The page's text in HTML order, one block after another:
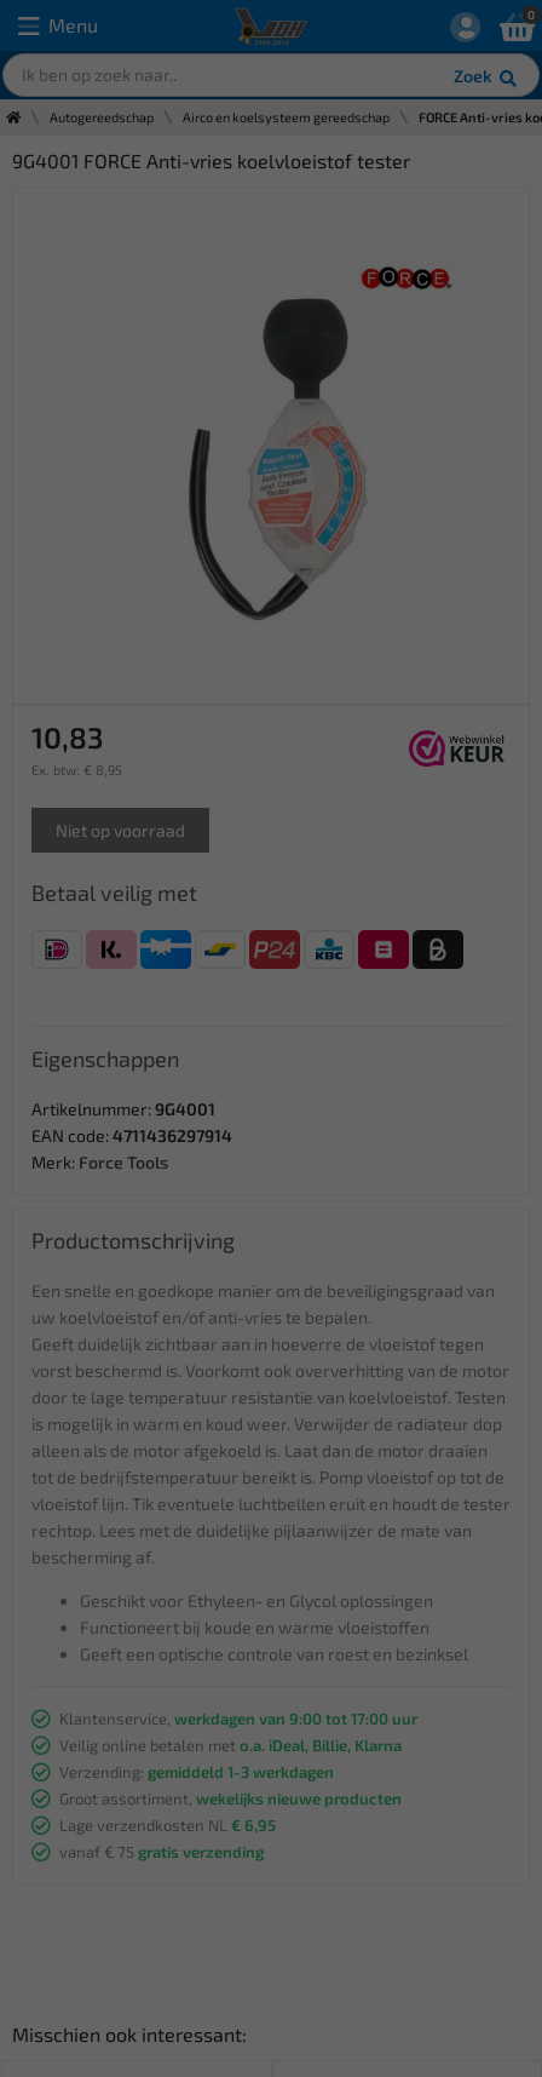
Menu
Zoek
0
Autogereedschap Airco en koelsysteem gereedschap FORCE Anti-vries
9G4001 FORCE Anti-vries koelvloeistof tester
10,83
Ex. btw: € 8,95
Niet op voorraad
Betaal veilig met
Eigenschappen
Artikelnummer: 9G4001
EAN code: 4711436297914
Merk: Force Tools
Productomschrijving
Een snelle en goedkope manier om de beveiligingsgraad van
uw koelvloeistof en/of anti-vries te bepalen.
Geeft duidelijk zichtbaar aan in hoeverre de vloeistof tegen
vorst beschermd is. Voorkomt ook oververhitting van de motor
door te lage temperatuur resistantie van koelvloeistof. Testen
is mogelijk in warm en koud weer. Verwijder de radiateur dop
alleen als de motor afgekoeld is. Laat dan de motor draaien
tot de bedrijfstemperatuur bereikt is. Pomp vloeistof op tot de
vloeistof lijn. Tik eventuele luchtbellen eruit en houdt de tester
rechtop. Lees met de duidelijke pijlaanwijzer de mate van
bescherming af.
Geschikt voor Ethyleen- en Glycol oplossingen
Functioneert bij koude en warme vloeistoffen
Geeft een optische controle van roest en bezinksel
Klantenservice, werkdagen van 9:00 tot 17:00 uur
Veilig online betalen met o.a. iDeal, Billie, Klarna
Verzending: gemiddeld 1-3 werkdagen
Groot assortiment, wekelijks nieuwe producten
Lage verzendkosten NL € 6,95
vanaf € 75 gratis verzending
Misschien ook interessant: